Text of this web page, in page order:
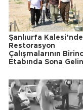
Şanlıurfa Kalesi’nde
Restorasyon
Çalışmalarının
Etabında Sona